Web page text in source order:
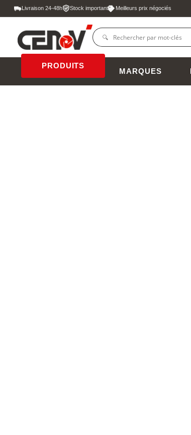
Livraison 24-48h Stock important Meilleurs prix négociés
PRODUITS
MARQUES